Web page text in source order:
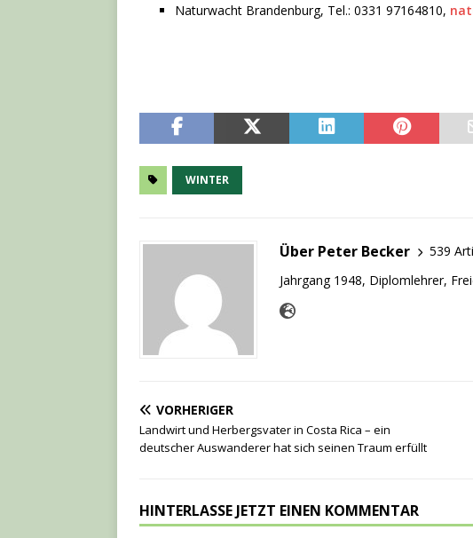
Naturwacht Brandenburg, Tel.: 0331 97164810,
WINTER
Über Peter Becker
539
Jahrgang 1948, Diplomlehrer,
VORHERIGER
Landwirt und Herbergsvater in Costa Rica – ein
deutscher Auswanderer hat sich seinen Traum erfüllt
HINTERLASSE JETZT EINEN KOMMENTAR